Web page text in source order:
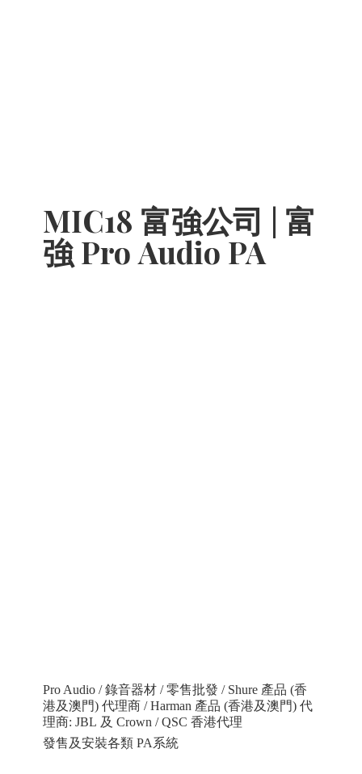
MIC18 富強公司 | 富
強 Pro Audio PA
Pro Audio / 錄音器材 / 零售批發 / Shure 產品 (香
港及澳門) 代理商 / Harman 產品 (香港及澳門) 代
理商: JBL 及 Crown / QSC 香港代理
發售及安裝各類 PA系統